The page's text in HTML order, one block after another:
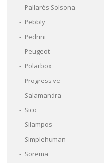
Pallarès Solsona
Pebbly
Pedrini
Peugeot
Polarbox
Progressive
Salamandra
Sico
Silampos
Simplehuman
Sorema